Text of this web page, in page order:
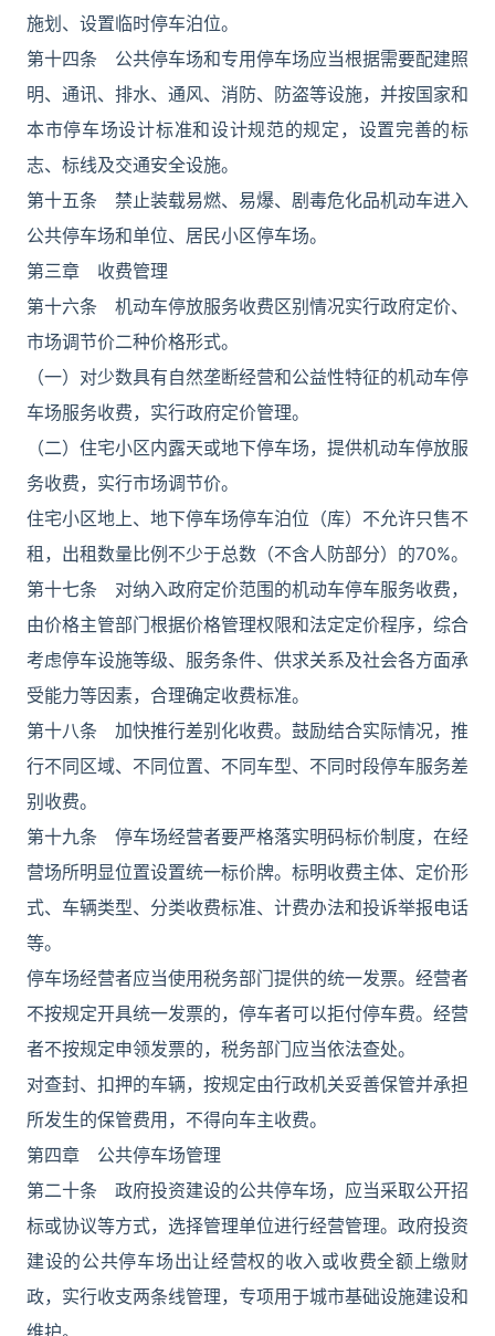
施划、设置临时停车泊位。
第十四条 公共停车场和专用停车场应当根据需要配建照
明、通讯、排水、通风、消防、防盗等设施，并按国家和
本市停车场设计标准和设计规范的规定，设置完善的标
志、标线及交通安全设施。
第十五条 禁止装载易燃、易爆、剧毒危化品机动车进入
公共停车场和单位、居民小区停车场。
第三章 收费管理
第十六条 机动车停放服务收费区别情况实行政府定价、
市场调节价二种价格形式。
（一）对少数具有自然垄断经营和公益性特征的机动车停
车场服务收费，实行政府定价管理。
（二）住宅小区内露天或地下停车场，提供机动车停放服
务收费，实行市场调节价。
住宅小区地上、地下停车场停车泊位（库）不允许只售不
租，出租数量比例不少于总数（不含人防部分）的70%。
第十七条 对纳入政府定价范围的机动车停车服务收费，
由价格主管部门根据价格管理权限和法定定价程序，综合
考虑停车设施等级、服务条件、供求关系及社会各方面承
受能力等因素，合理确定收费标准。
第十八条 加快推行差别化收费。鼓励结合实际情况，推
行不同区域、不同位置、不同车型、不同时段停车服务差
别收费。
第十九条 停车场经营者要严格落实明码标价制度，在经
营场所明显位置设置统一标价牌。标明收费主体、定价形
式、车辆类型、分类收费标准、计费办法和投诉举报电话
等。
停车场经营者应当使用税务部门提供的统一发票。经营者
不按规定开具统一发票的，停车者可以拒付停车费。经营
者不按规定申领发票的，税务部门应当依法查处。
对查封、扣押的车辆，按规定由行政机关妥善保管并承担
所发生的保管费用，不得向车主收费。
第四章 公共停车场管理
第二十条 政府投资建设的公共停车场，应当采取公开招
标或协议等方式，选择管理单位进行经营管理。政府投资
建设的公共停车场出让经营权的收入或收费全额上缴财
政，实行收支两条线管理，专项用于城市基础设施建设和
维护。